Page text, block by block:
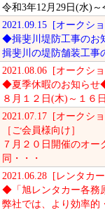
令和3年12月29日(水)～
2021.09.15 [オークシ
◆揖斐川堤防工事のお
揖斐川の堤防舗装工事
2021.08.06 [オークシ
◆夏季休暇のお知ら
８月１２日(木)～１６
2021.07.17 [オークシ
［ご会員様向け］
７月２０日開催のオ
同・・・
2021.06.28 [レンタカ
◆「旭レンタカー各務
弊社では、より効率的